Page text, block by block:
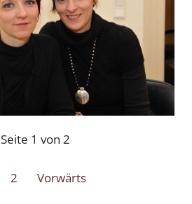
Seite 1 von 2
2 Vorwärts